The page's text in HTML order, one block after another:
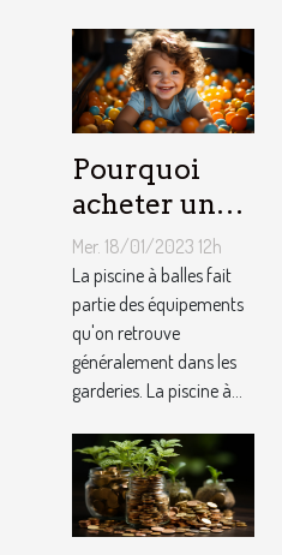
Pourquoi
acheter une
piscine à
balles à son
bébé ?
Mer. 18/01/2023 12h
La piscine à balles fait
partie des équipements
qu'on retrouve
généralement dans les
garderies. La piscine à...